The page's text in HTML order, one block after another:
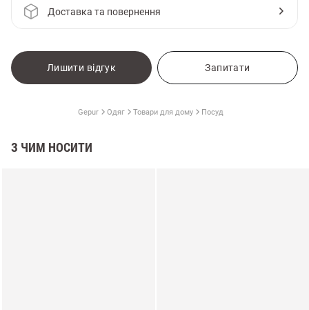
Доставка та повернення
Лишити відгук Запитати
Gepur Одяг Товари для дому Посуд
З ЧИМ НОСИТИ